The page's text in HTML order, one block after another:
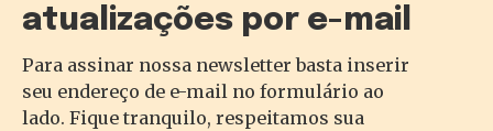
atualizações por e-mail
Para assinar nossa newsletter basta inserir
seu endereço de e-mail no formulário ao
lado. Fique tranquilo, respeitamos sua